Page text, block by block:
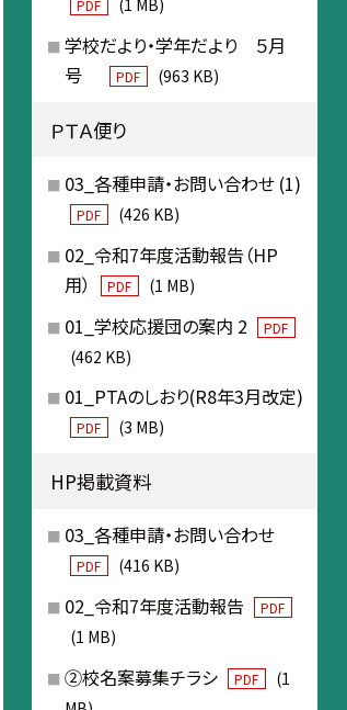
PDF (1 MB)
学校だより・学年だより ５月
号
PDF (963 KB)
ＰＴＡ便り
03_各種申請・お問い合わせ (1)
PDF (426 KB)
02_令和7年度活動報告（HP
用）
PDF (1 MB)
01_学校応援団の案内 2 PDF
(462 KB)
01_PTAのしおり(R8年3月改定)
PDF (3 MB)
HP掲載資料
03_各種申請・お問い合わせ
PDF (416 KB)
02_令和7年度活動報告 PDF
(1 MB)
②校名案募集チラシ PDF
(1